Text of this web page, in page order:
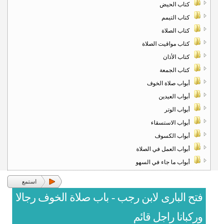
كتاب الحيض
كتاب التيمم
كتاب الصلاة
كتاب مواقيت الصلاة
كتاب الأذان
كتاب الجمعة
أبواب صلاة الخوف
أبواب العيدين
أبواب الوتر
أبواب الاستسقاء
أبواب الكسوف
أبواب العمل في الصلاة
أبواب ما جاء في السهو
استمع
فتح البارى لابن رجب - باب صلاة الخوف رجالا
وركبانا راجل قائم